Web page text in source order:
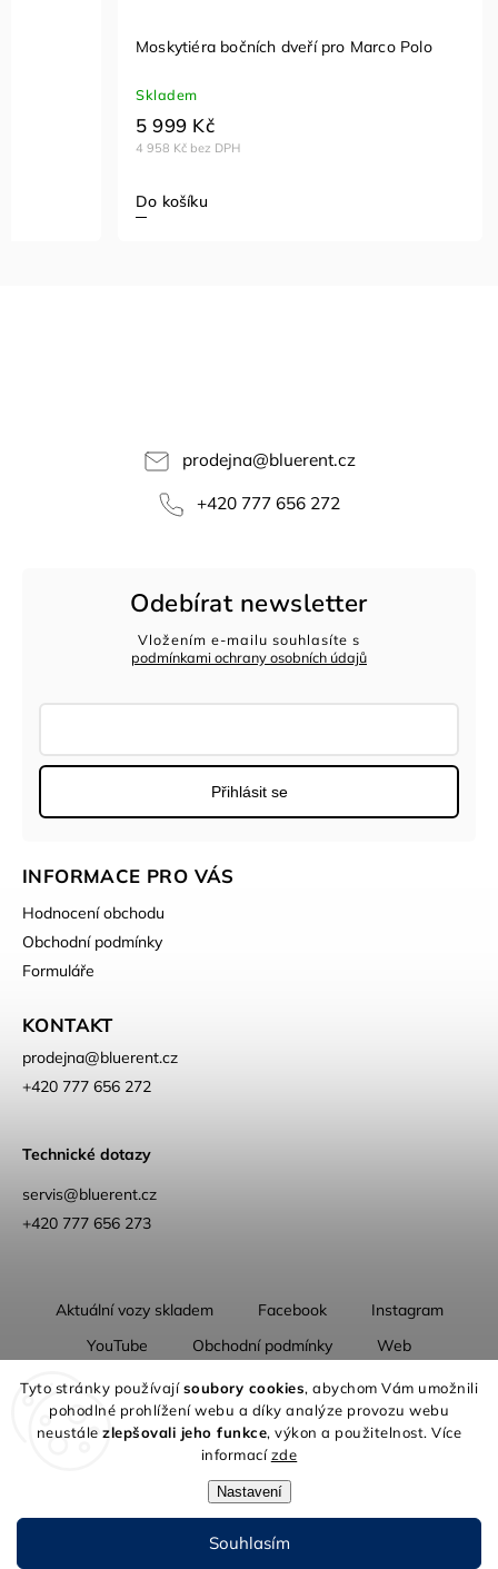
Tyto stránky používajísoubory cookies, abychom Vám umožnili
pohodlné prohlížení webu a díky analýze provozu webu
neustálezlepšovali jeho funkce, výkon a použitelnost. Více
informacízde
Nastavení
Souhlasím
Moskytiéra bočních dveří pro Marco Polo
Skladem
4 958 Kč bez DPH
5 999 Kč
Do košíku
prodejna@bluerent.cz
+420 777 656 272
Odebírat newsletter
Vložením e-mailu souhlasíte s
podmínkami ochrany osobních údajů
Přihlásit se
INFORMACE PRO VÁS
Hodnocení obchodu
Obchodní podmínky
Formuláře
KONTAKT
prodejna@bluerent.cz
+420 777 656 272
Technické dotazy
servis@bluerent.cz
+420 777 656 273
Aktuální vozy skladem Facebook
Instagram
YouTube
Obchodní podmínky
Web
O nás
Copyright 2026Blue Rent | Na cestách jako doma. Všechna práva